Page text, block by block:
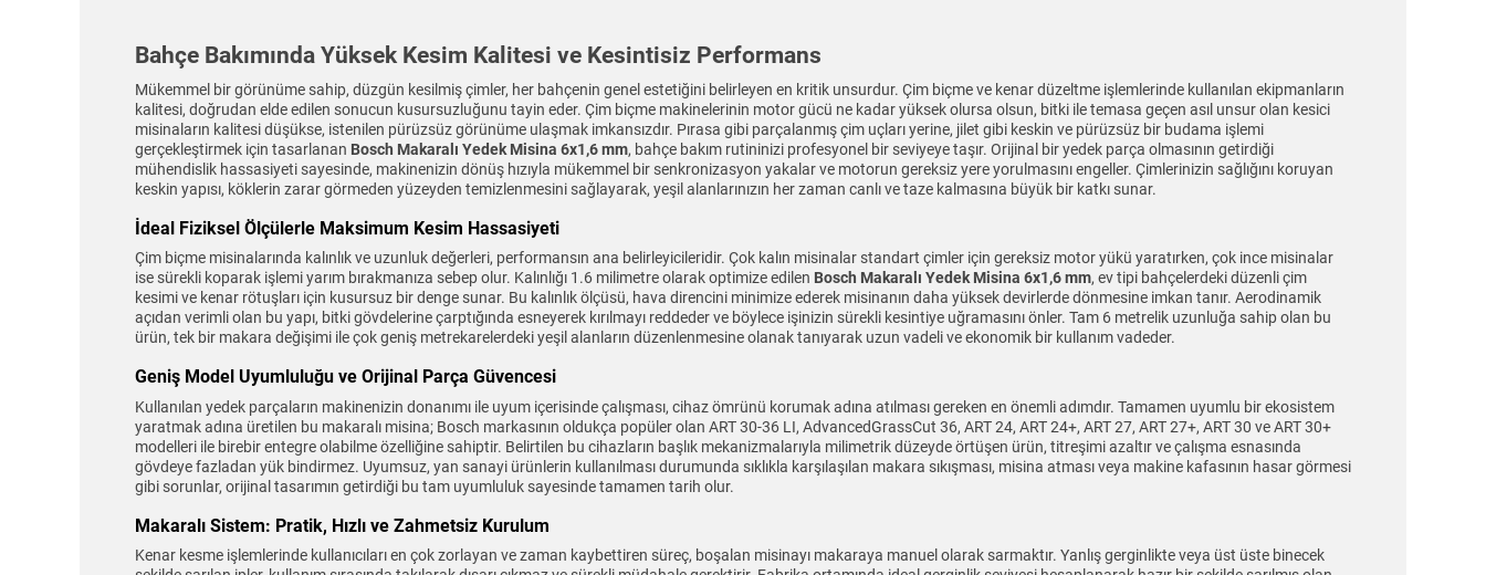
Bahçe Bakımında Yüksek Kesim Kalitesi ve Kesintisiz Performans
Mükemmel bir görünüme sahip, düzgün kesilmiş çimler, her bahçenin genel estetiğini belirleyen en kritik unsurdur. Çim biçme ve kenar düzeltme işlemlerinde kullanılan ekipmanların
kalitesi, doğrudan elde edilen sonucun kusursuzluğunu tayin eder. Çim biçme makinelerinin motor gücü ne kadar yüksek olursa olsun, bitki ile temasa geçen asıl unsur olan kesici
misinaların kalitesi düşükse, istenilen pürüzsüz görünüme ulaşmak imkansızdır. Pırasa gibi parçalanmış çim uçları yerine, jilet gibi keskin ve pürüzsüz bir budama işlemi
gerçekleştirmek için tasarlanan Bosch Makaralı Yedek Misina 6x1,6 mm, bahçe bakım rutininizi profesyonel bir seviyeye taşır. Orijinal bir yedek parça olmasının getirdiği
mühendislik hassasiyeti sayesinde, makinenizin dönüş hızıyla mükemmel bir senkronizasyon yakalar ve motorun gereksiz yere yorulmasını engeller. Çimlerinizin sağlığını koruyan
keskin yapısı, köklerin zarar görmeden yüzeyden temizlenmesini sağlayarak, yeşil alanlarınızın her zaman canlı ve taze kalmasına büyük bir katkı sunar.
İdeal Fiziksel Ölçülerle Maksimum Kesim Hassasiyeti
Çim biçme misinalarında kalınlık ve uzunluk değerleri, performansın ana belirleyicileridir. Çok kalın misinalar standart çimler için gereksiz motor yükü yaratırken, çok ince misinalar
ise sürekli koparak işlemi yarım bırakmanıza sebep olur. Kalınlığı 1.6 milimetre olarak optimize edilen Bosch Makaralı Yedek Misina 6x1,6 mm, ev tipi bahçelerdeki düzenli çim
kesimi ve kenar rötuşları için kusursuz bir denge sunar. Bu kalınlık ölçüsü, hava direncini minimize ederek misinanın daha yüksek devirlerde dönmesine imkan tanır. Aerodinamik
açıdan verimli olan bu yapı, bitki gövdelerine çarptığında esneyerek kırılmayı reddeder ve böylece işinizin sürekli kesintiye uğramasını önler. Tam 6 metrelik uzunluğa sahip olan bu
ürün, tek bir makara değişimi ile çok geniş metrekarelerdeki yeşil alanların düzenlenmesine olanak tanıyarak uzun vadeli ve ekonomik bir kullanım vadeder.
Geniş Model Uyumluluğu ve Orijinal Parça Güvencesi
Kullanılan yedek parçaların makinenizin donanımı ile uyum içerisinde çalışması, cihaz ömrünü korumak adına atılması gereken en önemli adımdır. Tamamen uyumlu bir ekosistem
yaratmak adına üretilen bu makaralı misina; Bosch markasının oldukça popüler olan ART 30-36 LI, AdvancedGrassCut 36, ART 24, ART 24+, ART 27, ART 27+, ART 30 ve ART 30+
modelleri ile birebir entegre olabilme özelliğine sahiptir. Belirtilen bu cihazların başlık mekanizmalarıyla milimetrik düzeyde örtüşen ürün, titreşimi azaltır ve çalışma esnasında
gövdeye fazladan yük bindirmez. Uyumsuz, yan sanayi ürünlerin kullanılması durumunda sıklıkla karşılaşılan makara sıkışması, misina atması veya makine kafasının hasar görmesi
gibi sorunlar, orijinal tasarımın getirdiği bu tam uyumluluk sayesinde tamamen tarih olur.
Makaralı Sistem: Pratik, Hızlı ve Zahmetsiz Kurulum
Kenar kesme işlemlerinde kullanıcıları en çok zorlayan ve zaman kaybettiren süreç, boşalan misinayı makaraya manuel olarak sarmaktır. Yanlış gerginlikte veya üst üste binecek